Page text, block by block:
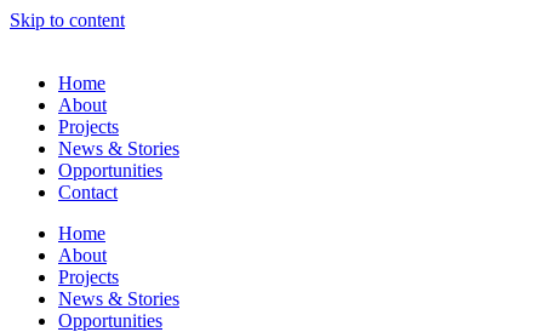
Skip to content
Home
About
Projects
News & Stories
Opportunities
Contact
Home
About
Projects
News & Stories
Opportunities